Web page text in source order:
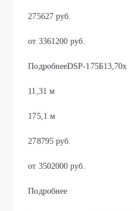
275627 руб.
от 3361200 руб.
ПодробнееDSP-175Б13,70х
11,31 м
175,1 м
278795 руб.
от 3502000 руб.
Подробнее